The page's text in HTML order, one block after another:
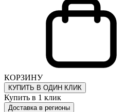
КОРЗИНУ
КУПИТЬ В ОДИН КЛИК
Купить в 1 клик
Доставка в регионы